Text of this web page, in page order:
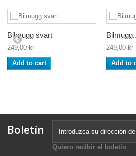
Bilmugg svart
249,00 kr
Add to cart
249,00 kr
Add to
Boletín
Quiero recibir el boletín